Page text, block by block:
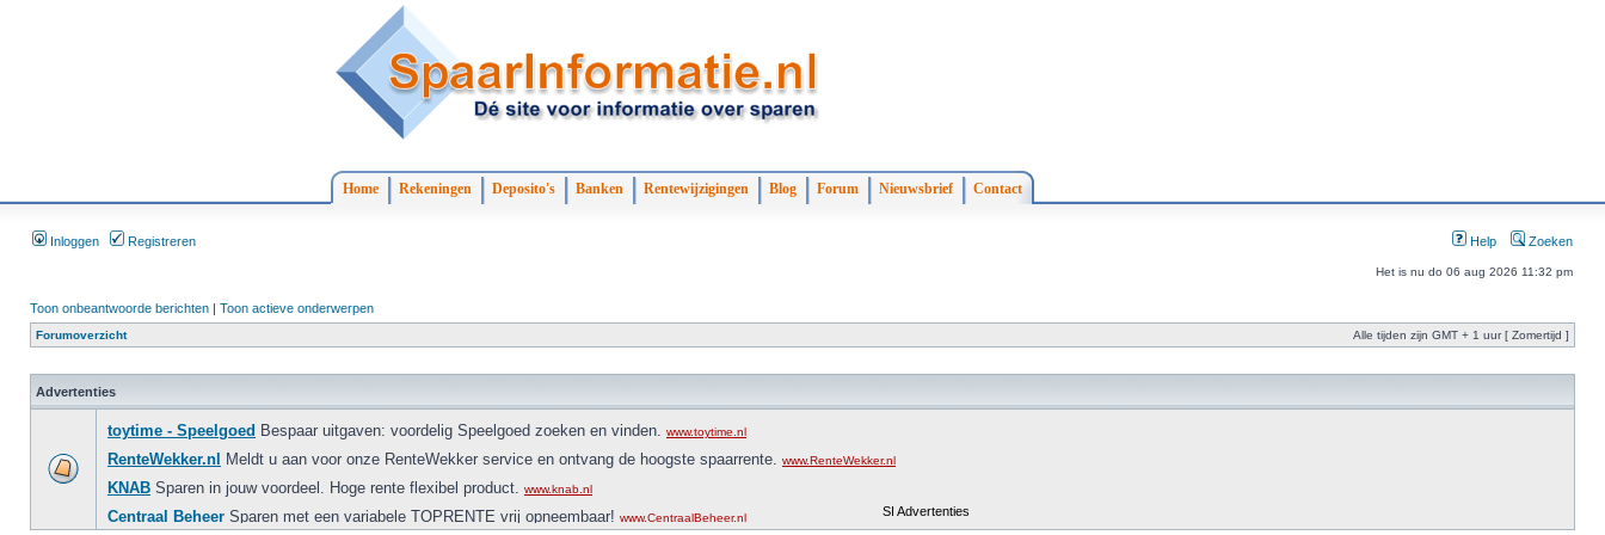
Home Rekeningen Deposito's Banken Rentewijzigingen Blog Forum Nieuwsbrief Contact
Inloggen Registreren Help Zoeken
Het is nu do 06 aug 2026 11:32 pm
Toon onbeantwoorde berichten | Toon actieve onderwerpen
Forumoverzicht Alle tijden zijn GMT + 1 uur [ Zomertijd ]
Advertenties